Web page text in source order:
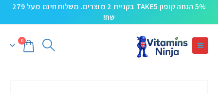
5% הנחה קופון TAKE5 בקניית 2 מוצרים. משלוח חינם מעל 279
שח!
0